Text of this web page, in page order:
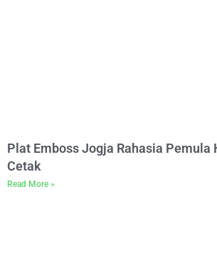
Plat Emboss Jogja Rahasia Pemula
Cetak
Read More »